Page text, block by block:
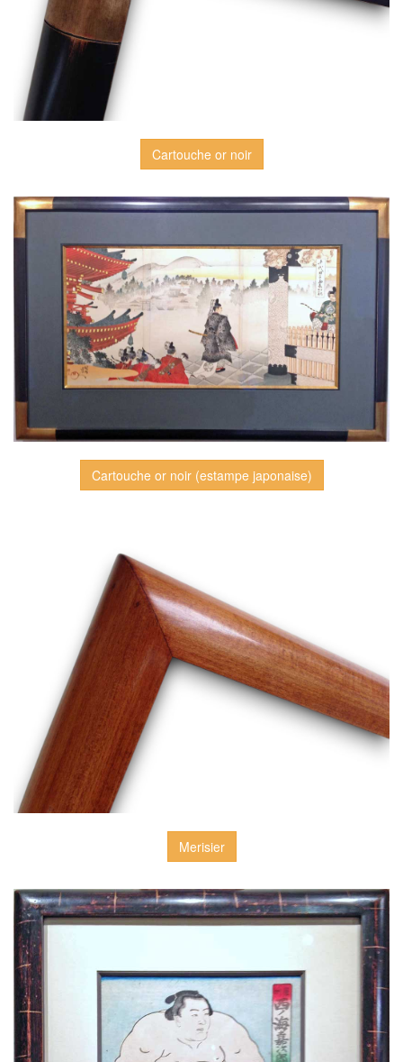
Cartouche or noir
Cartouche or noir (estampe japonaise)
Merisier